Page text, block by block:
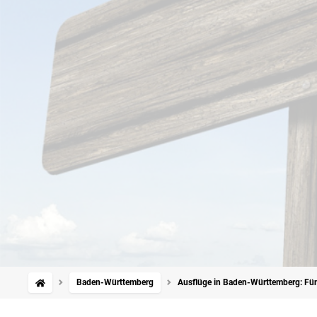
Baden-Württemberg Ausflüge in Baden-Württemberg: